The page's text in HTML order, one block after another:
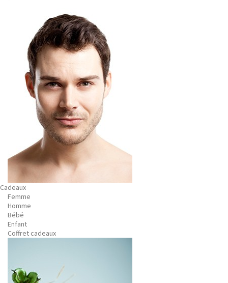
Cadeaux
Femme
Homme
Bébé
Enfant
Coffret cadeaux